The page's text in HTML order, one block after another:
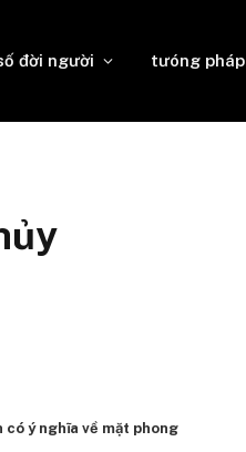
đời người tưóng pháp
có ý nghĩa về mặt phong